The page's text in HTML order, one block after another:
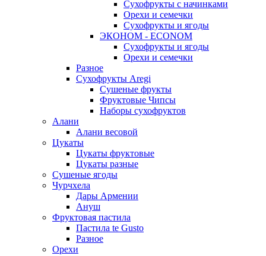
Сухофрукты с начинками
Орехи и семечки
Сухофрукты и ягоды
ЭКОНОМ - ECONOM
Сухофрукты и ягоды
Орехи и семечки
Разное
Сухофрукты Aregi
Сушеные фрукты
Фруктовые Чипсы
Наборы сухофруктов
Алани
Алани весовой
Цукаты
Цукаты фруктовые
Цукаты разные
Сушеные ягоды
Чурчхела
Дары Армении
Ануш
Фруктовая пастила
Пастила te Gusto
Разное
Орехи